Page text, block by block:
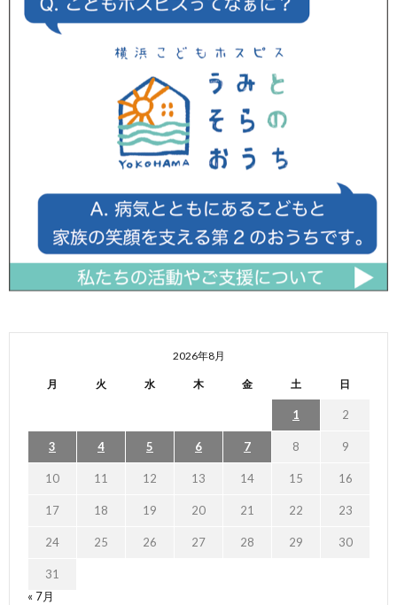
2026年8月
月 火 水 木 金 土 日
1 2
3 4 5 6 7 8 9
10 11 12 13 14 15 16
17 18 19 20 21 22 23
24 25 26 27 28 29 30
31
« 7月